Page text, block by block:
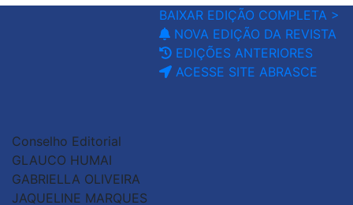
BAIXAR EDIÇÃO COMPLETA >
NOVA EDIÇÃO DA REVISTA
EDIÇÕES ANTERIORES
ACESSE SITE ABRASCE
Conselho Editorial
GLAUCO HUMAI
GABRIELLA OLIVEIRA
JAQUELINE MARQUES